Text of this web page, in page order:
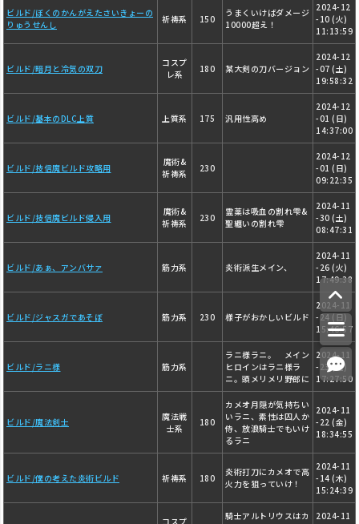
ビルド/ぼくのかんがえたさいきょーの
りゅうせんし
祈祷系 150
うまくいけばダメージ
10000超え！
2024-12
-10 (火)
11:13:59
ビルド/暗月と冷気の双刀
コスプ
レ系
180 某大剣の刀バージョン
2024-12
-07 (土)
19:58:32
ビルド/基本のDLC上質 上質系 175 汎用性高め
2024-12
-01 (日)
14:37:00
ビルド/技信魔ビルド攻略用
魔術&
祈祷系
230
2024-12
-01 (日)
09:22:35
ビルド/技信魔ビルド侵入用
魔術&
祈祷系
230
霊薬は吸血の割れ雫&
聖纏いの割れ雫
2024-11
-30 (土)
08:47:31
ビルド/あぁ、アンバサァ 筋力系 炎術派生メイン、
2024-11
-26 (火)
17:49:38
ビルド/ジャスガであそぼ 筋力系 230 様子がおかしいビルド
2024-11
-24 (日)
15:46:57
ビルド/ラニ様 筋力系
ラニ様ラニ。 メイン
ヒロインはラニ様ラ
ニ。頭メリメリ野郎に
2024-11
-23 (土)
17:27:50
ビルド/魔法剣士
魔法戦
士系
180
カメオ月隠が気持ちい
いラニ、素性は囚人か
侍、放浪騎士でもいけ
るラニ
2024-11
-22 (金)
18:34:55
ビルド/僕の考えた炎術ビルド 祈祷系 180
炎術打刀にカメオで高
火力を狙っていけ！
2024-11
-14 (木)
15:24:39
コスプ
騎士アルトリウスはカ
2024-11